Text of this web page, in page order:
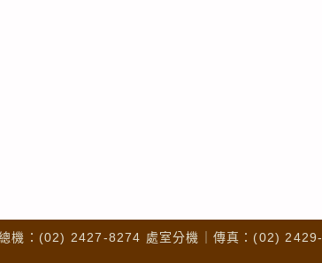
機：(02) 2427-8274 處室分機｜傳真：(02) 2429-